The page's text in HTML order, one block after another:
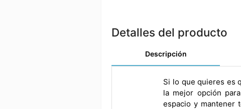
Detalles del producto
Descripción
Si lo que quieres es
la mejor opción
espacio y mantener